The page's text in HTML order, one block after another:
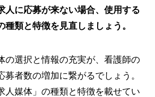
人に応募が来ない場合、使用する
種類と特徴を見直しましょう。
の選択と情報の充実が、看護師の
募者数の増加に繋がるでしょう。
人媒体」の種類と特徴を載せてい